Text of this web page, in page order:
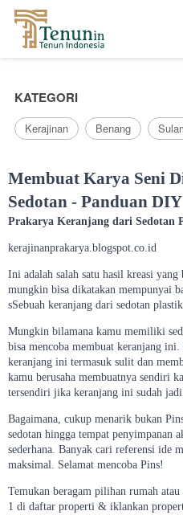
KATEGORI
Kerajinan Benang
Membuat Karya Seni
Sedotan - Panduan
Prakarya Keranjang dari Sedotan
kerajinanprakarya.blogspot.co.id
Ini adalah salah satu hasil kreasi yang
mungkin bisa dikatakan mempunyai
sSebuah keranjang dari sedotan
Mungkin bilamana kamu memiliki
bisa mencoba membuat keranjang
keranjang ini termasuk sulit dan
kamu berusaha membuatnya sendiri
tersendiri jika keranjang ini sudah
Bagaimana, cukup menarik bukan
sedotan hingga tempat penyimpanan
sederhana. Banyak cari referensi ide
maksimal. Selamat mencoba Pins!
Temukan beragam pilihan rumah
1 di daftar properti & iklankan